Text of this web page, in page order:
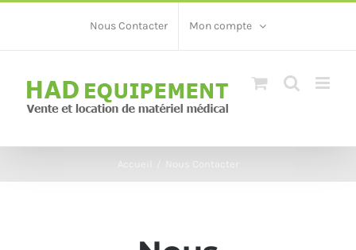
Nous Contacter Mon compte
Accueil Nous Contacter